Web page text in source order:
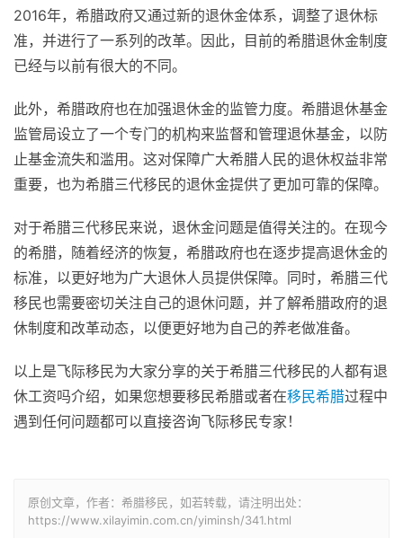
2016年，希腊政府又通过新的退休金体系，调整了退休标
准，并进行了一系列的改革。因此，目前的希腊退休金制度
已经与以前有很大的不同。
此外，希腊政府也在加强退休金的监管力度。希腊退休基金
监管局设立了一个专门的机构来监督和管理退休基金，以防
止基金流失和滥用。这对保障广大希腊人民的退休权益非常
重要，也为希腊三代移民的退休金提供了更加可靠的保障。
对于希腊三代移民来说，退休金问题是值得关注的。在现今
的希腊，随着经济的恢复，希腊政府也在逐步提高退休金的
标准，以更好地为广大退休人员提供保障。同时，希腊三代
移民也需要密切关注自己的退休问题，并了解希腊政府的退
休制度和改革动态，以便更好地为自己的养老做准备。
以上是飞际移民为大家分享的关于希腊三代移民的人都有退
休工资吗介绍，如果您想要移民希腊或者在移民希腊过程中
遇到任何问题都可以直接咨询飞际移民专家！
原创文章，作者：希腊移民，如若转载，请注明出处：
https://www.xilayimin.com.cn/yiminsh/341.html